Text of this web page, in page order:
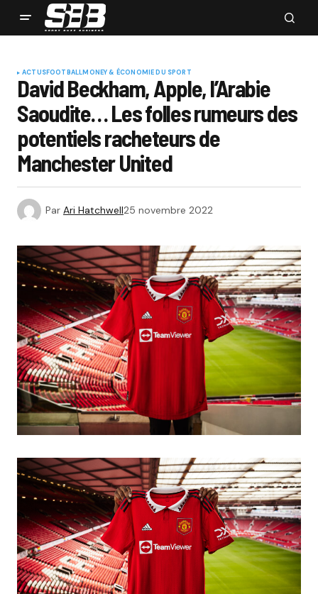
ACTUSFOOTBALLMONEY & ÉCONOMIE DU SPORT
David Beckham, Apple, l’Arabie
Saoudite… Les folles rumeurs des
potentiels racheteurs de
Manchester United
Par Ari Hatchwell25 novembre 2022